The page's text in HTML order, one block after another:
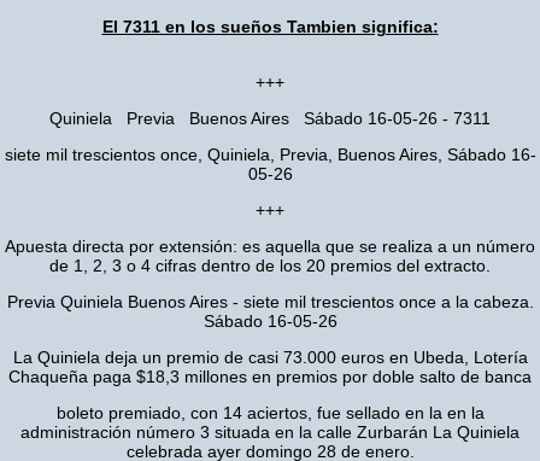
El 7311 en los sueños Tambien significa:
+++
Quiniela Previa Buenos Aires Sábado 16-05-26 - 7311
siete mil trescientos once, Quiniela, Previa, Buenos Aires, Sábado 16-
05-26
+++
Apuesta directa por extensión: es aquella que se realiza a un número
de 1, 2, 3 o 4 cifras dentro de los 20 premios del extracto.
Previa Quiniela Buenos Aires - siete mil trescientos once a la cabeza.
Sábado 16-05-26
La Quiniela deja un premio de casi 73.000 euros en Ubeda, Lotería
Chaqueña paga $18,3 millones en premios por doble salto de banca
boleto premiado, con 14 aciertos, fue sellado en la en la
administración número 3 situada en la calle Zurbarán La Quiniela
celebrada ayer domingo 28 de enero.